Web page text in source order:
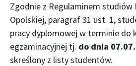
Zgodnie z Regulaminem studiów
Opolskiej, paragraf 31 ust. 1,
pracy dyplomowej w terminie do
egzaminacyjnej tj. do dnia
skreślony z listy studentów.